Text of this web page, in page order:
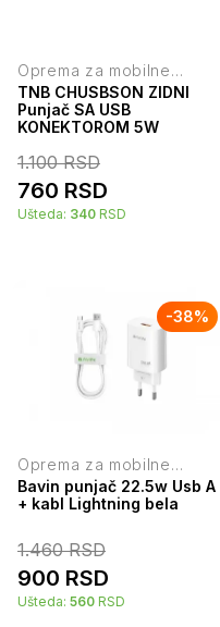
Oprema za mobilne
telefone
TNB CHUSBSON ZIDNI
Punjač SA USB
KONEKTOROM 5W
1.100RSD
760 RSD
Ušteda: 340 RSD
-38%
Oprema za mobilne
telefone
Bavin punjač 22.5w Usb A
+ kabl Lightning bela
1.460RSD
900 RSD
Ušteda: 560 RSD